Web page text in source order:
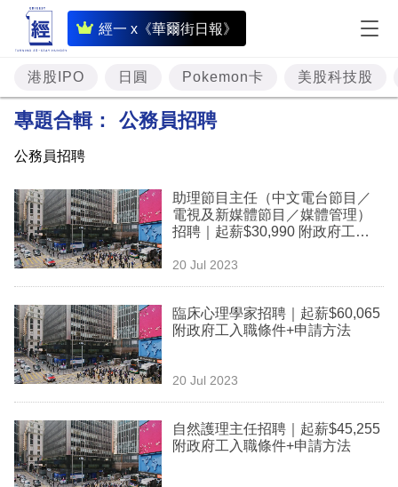
經一 x《華爾街日報》
即
時
財
經
投
資
樓
市
理
財
商
科
技
港股IPO 日圓 Pokemon卡 美股科技股
專題合輯： 公務員招聘
公務員招聘
助理節目主任（中文電台節目／
電視及新媒體節目／媒體管理）
招聘｜起薪$30,990 附政府工入
20 Jul 2023
臨床心理學家招聘｜起薪$60,065
附政府工入職條件+申請方法
20 Jul 2023
自然護理主任招聘｜起薪$45,255
附政府工入職條件+申請方法